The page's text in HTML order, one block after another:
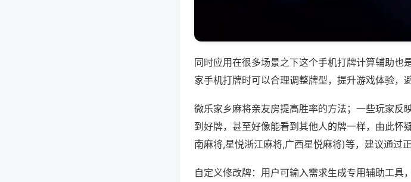
同时应用在很多场景之下这个手机打牌计算辅助也
家手机打牌时可以合理调整牌型，提升游戏体验，
微乐家乡麻将亲友房提高胜率的方法；一些玩家反
到好牌，甚至好像能看到其他人的牌一样，由此怀
南麻将,星悦浙江麻将,广西星悦麻将)等，建议通过
自定义修改牌：用户可输入需求生成专用辅助工具